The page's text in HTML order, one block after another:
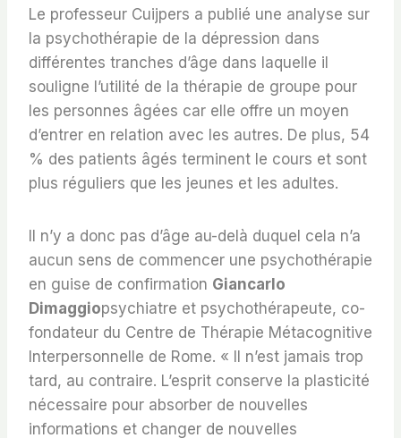
Le professeur Cuijpers a publié une analyse sur
la psychothérapie de la dépression dans
différentes tranches d’âge dans laquelle il
souligne l’utilité de la thérapie de groupe pour
les personnes âgées car elle offre un moyen
d’entrer en relation avec les autres. De plus, 54
% des patients âgés terminent le cours et sont
plus réguliers que les jeunes et les adultes.
Il n’y a donc pas d’âge au-delà duquel cela n’a
aucun sens de commencer une psychothérapie
en guise de confirmation Giancarlo
Dimaggiopsychiatre et psychothérapeute, co-
fondateur du Centre de Thérapie Métacognitive
Interpersonnelle de Rome. « Il n’est jamais trop
tard, au contraire. L’esprit conserve la plasticité
nécessaire pour absorber de nouvelles
informations et changer de nouvelles